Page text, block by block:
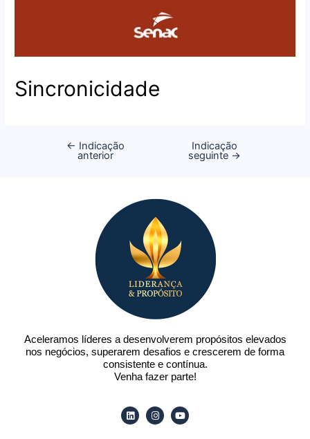
Sincronicidade
← Indicação
anterior
Indicação
seguinte →
Aceleramos líderes a desenvolverem propósitos elevados
nos negócios, superarem desafios e crescerem de forma
consistente e contínua.
Venha fazer parte!
LinkedinInstagramYoutube